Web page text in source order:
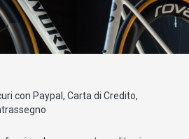
con Paypal, Carta di Credito,